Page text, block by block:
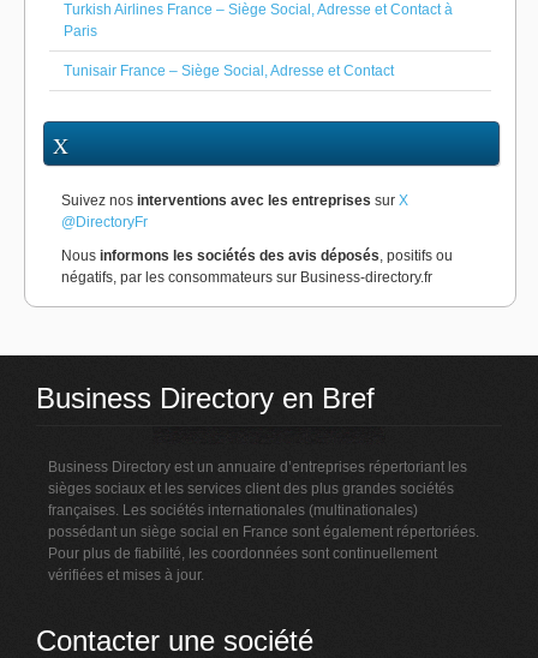
Turkish Airlines France – Siège Social, Adresse et Contact à
Paris
Tunisair France – Siège Social, Adresse et Contact
X
Suivez nos interventions avec les entreprises sur X
@DirectoryFr
Nous informons les sociétés des avis déposés, positifs ou
négatifs, par les consommateurs sur Business-directory.fr
Business Directory en Bref
Business Directory est un annuaire d’entreprises répertoriant les
sièges sociaux et les services client des plus grandes sociétés
françaises. Les sociétés internationales (multinationales)
possédant un siège social en France sont également répertoriées.
Pour plus de fiabilité, les coordonnées sont continuellement
vérifiées et mises à jour.
Contacter une société